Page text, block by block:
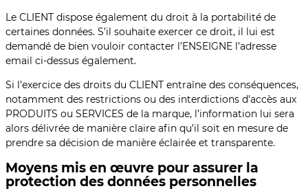
Le CLIENT dispose également du droit à la portabilité de
certaines données. S’il souhaite exercer ce droit, il lui est
demandé de bien vouloir contacter l’ENSEIGNE l’adresse
email ci-dessus également.
Si l’exercice des droits du CLIENT entraîne des conséquences,
notamment des restrictions ou des interdictions d’accès aux
PRODUITS ou SERVICES de la marque, l’information lui sera
alors délivrée de manière claire afin qu’il soit en mesure de
prendre sa décision de manière éclairée et transparente.
Moyens mis en œuvre pour assurer la
protection des données personnelles